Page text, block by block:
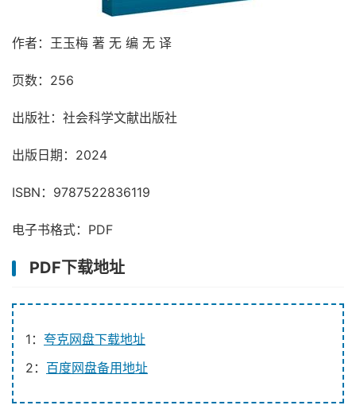
作者：王玉梅 著 无 编 无 译
页数：256
出版社：社会科学文献出版社
出版日期：2024
ISBN：9787522836119
电子书格式：PDF
PDF下载地址
1： 夸克网盘下载地址
2： 百度网盘备用地址